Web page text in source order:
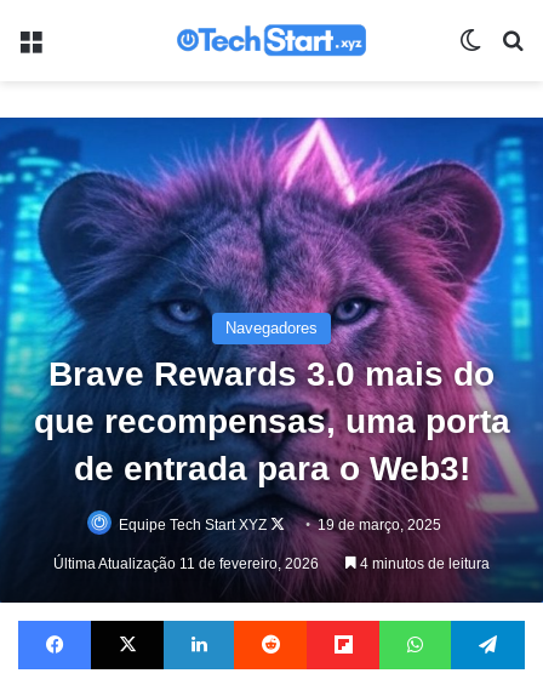
Menu
Navegadores
Brave Rewards 3.0 mais do
que recompensas, uma porta
de entrada para o Web3!
Equipe Tech Start XYZ
Follow
on
19 de março, 2025
Última Atualização 11 de fevereiro, 2026 4 minutos de leitura
Facebook X Linkedin Reddit Flipboard WhatsApp